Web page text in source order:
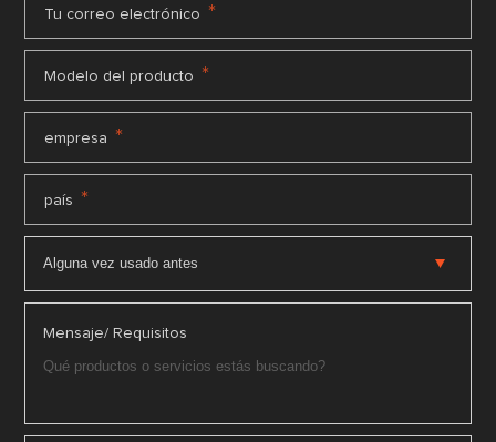
Tu correo electrónico *
Modelo del producto *
empresa *
país *
Mensaje/ Requisitos